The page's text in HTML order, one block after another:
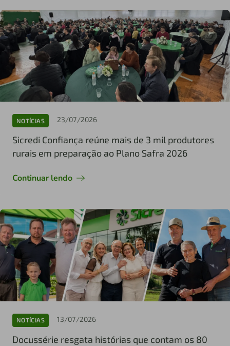
NOTÍCIAS 23/07/2026
Sicredi Confiança reúne mais de 3 mil produtores
rurais em preparação ao Plano Safra 2026
Continuar lendo
NOTÍCIAS 13/07/2026
Docussérie resgata histórias que contam os 80